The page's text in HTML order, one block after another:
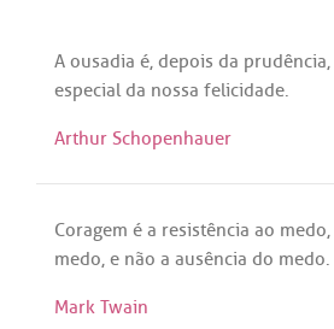
A ousadia é, depois da prudência,
especial da nossa felicidade.
Arthur Schopenhauer
Coragem é a resistência ao medo,
medo, e não a ausência do medo.
Mark Twain